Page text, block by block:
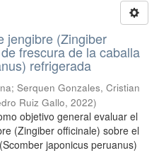
jengibre (Zingiber
frescura de la caballa
refrigerada
; Serquen Gonzales, Cristian
Ruiz Gallo, 2022)
objetivo general evaluar el
(Zingiber officinale) sobre el
japonicus peruanus)